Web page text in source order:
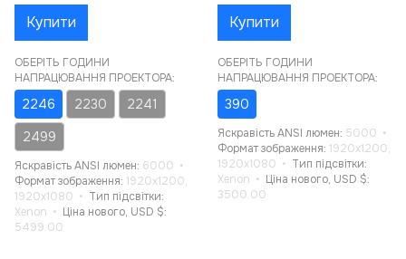
Купити
ОБЕРІТЬ ГОДИНИ
НАПРАЦЮВАННЯ ПРОЕКТОРА:
2246 2230
2241
2499
Яскравість ANSI люмен 6000
Формат зображення 1920x1200,
1920x1080
Тип підсвітки
Xenon
Ціна нового, USD $
5499.00
Купити
ОБЕРІТЬ ГОДИНИ
НАПРАЦЮВАННЯ ПРОЕКТОРА:
390
Яскравість ANSI люмен 5000
Формат зображення 1920x1200,
1920x1080
Тип підсвітки
Xenon
Ціна нового, USD $
3500.00